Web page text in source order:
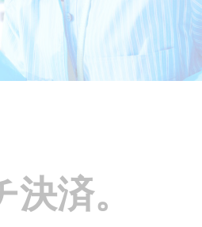
済。